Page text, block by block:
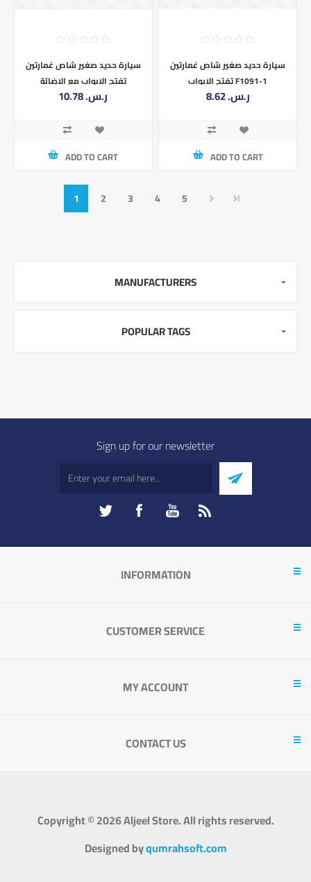
سيارة حديد صغير شاص غمارتين
تفتح الابواب مع الاضائة
والموسيقى F1091-1M
10.78 ر.س.‏
ADD TO CART
سيارة حديد صغير شاص غمارتين
تفتح الابواب F1091-1
8.62 ر.س.‏
ADD TO CART
1 2 3 4 5
MANUFACTURERS
POPULAR TAGS
Sign up for our newsletter
INFORMATION
CUSTOMER SERVICE
MY ACCOUNT
CONTACT US
Copyright © 2026 Aljeel Store. All rights reserved.
Designed byqumrahsoft.com